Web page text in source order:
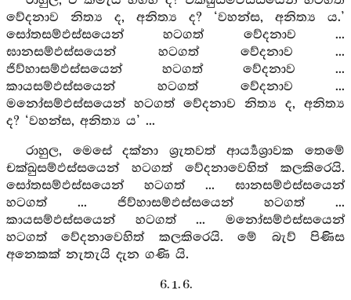
වේදනාව නිත්‍ය ද, අනිත්‍ය ද? ‘වහන්ස, අනිත්‍ය ය.’
සෝතසම්ඵස්සයෙන් හටගත් වේදනාව ...
ඝානසම්ඵස්සයෙන් හටගත් වේදනාව ...
ජිව්හාසම්ඵස්සයෙන් හටගත් වේදනාව ...
කායසම්ඵස්සයෙන් හටගත් වේදනාව ...
මනෝසම්ඵස්සයෙන් හටගත් වේදනාව නිත්‍ය ද, අනිත්‍ය
ද? ‘වහන්ස, අනිත්‍ය ය’ ...
රාහුල, මෙසේ දක්නා ශ්‍රැතවත් ආර්‍ය්‍යශ්‍රාවක තෙමේ
චක්ඛුසම්ඵස්සයෙන් හටගත් වේදනාවෙහිත් කලකිරෙයි.
සෝතසම්ඵස්සයෙන් හටගත් ... ඝානසම්ඵස්සයෙන්
හටගත් ... ජිව්හාසම්ඵස්සයෙන් හටගත් ...
කායසම්ඵස්සයෙන් හටගත් ... මනෝසම්ඵස්සයෙන්
හටගත් වේදනාවෙහිත් කලකිරෙයි. මේ බැව් පිණිස
අනෙකක් නැතැයි දැන ගණි යි.
6. 1. 6.